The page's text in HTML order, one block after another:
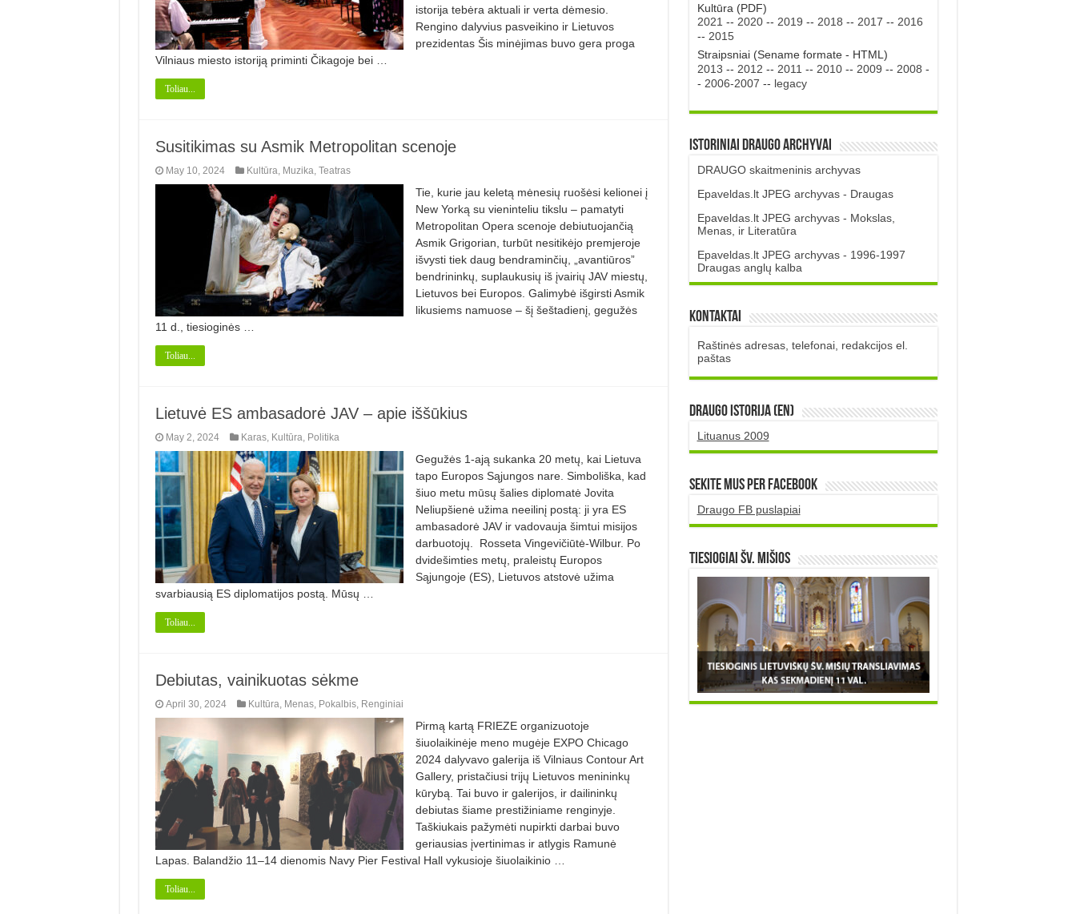
istorija tebėra aktuali ir verta dėmesio.
Rengino dalyvius pasveikino ir Lietuvos
prezidentas Šis minėjimas buvo gera proga
Vilniaus miesto istoriją priminti Čikagoje bei …
Toliau...
Susitikimas su Asmik Metropolitan scenoje
May 10, 2024 Kultūra Muzika Teatras
Tie, kurie jau keletą mėnesių ruošėsi kelionei į
New Yorką su vieninteliu tikslu – pamatyti
Metropolitan Opera scenoje debiutuojančią
Asmik Grigorian, turbūt nesitikėjo premjeroje
išvysti tiek daug bendraminčių, „avantiūros”
bendrininkų, suplaukusių iš įvairių JAV miestų,
Lietuvos bei Europos. Galimybė išgirsti Asmik
likusiems namuose – šį šeštadienį, gegužės
11 d., tiesioginės …
Toliau...
Lietuvė ES ambasadorė JAV – apie iššūkius
May 2, 2024 Karas, Kultūra Politika
Gegužės 1-ają sukanka 20 metų, kai Lietuva
tapo Europos Sąjungos nare. Simboliška, kad
šiuo metu mūsų šalies diplomatė Jovita
Neliupšienė užima neeilinį postą: ji yra ES
ambasadorė JAV ir vadovauja šimtui misijos
darbuotojų. Rosseta Vingevičiūtė-Wilbur. Po
dvidešimties metų, praleistų Europos
Sąjungoje (ES), Lietuvos atstovė užima
svarbiausią ES diplomatijos postą. Mūsų …
Toliau...
Debiutas, vainikuotas sėkme
April 30, 2024 Kultūra Menas, Pokalbis, Renginiai
Pirmą kartą FRIEZE organizuotoje
šiuolaikinėje meno mugėje EXPO Chicago
2024 dalyvavo galerija iš Vilniaus Contour Art
Gallery, pristačiusi trijų Lietuvos menininkų
kūrybą. Tai buvo ir galerijos, ir dailininkų
debiutas šiame prestižiniame renginyje.
Taškiukais pažymėti nupirkti darbai buvo
geriausias įvertinimas ir atlygis Ramunė
Lapas. Balandžio 11–14 dienomis Navy Pier Festival Hall vykusioje šiuolaikinio …
Toliau...
Kultūra (PDF)
2021 -- 2020-- 2019 -- 2018 -- 2017 -- 2016
-- 2015
Straipsniai (Sename formate - HTML)
2013 -- 2012 -- 2011 -- 2010-- 2009 -- 2008 -
- 2006-2007 -- legacy
Istoriniai DRAUGO Archyvai
DRAUGO skaitmeninis archyvas
Epaveldas.lt JPEG archyvas - Draugas
Epaveldas.lt JPEG archyvas - Mokslas,
Menas, ir Literatūra
Epaveldas.lt JPEG archyvas - 1996-1997
Draugas anglų kalba
Kontaktai
Raštinės adresas, telefonai, redakcijos el.
paštas
DRAUGO istorija (EN)
Lituanus 2009
Sekite mus per Facebook
Draugo FB puslapiai
TIESIOGIAI šv. MIŠIOS